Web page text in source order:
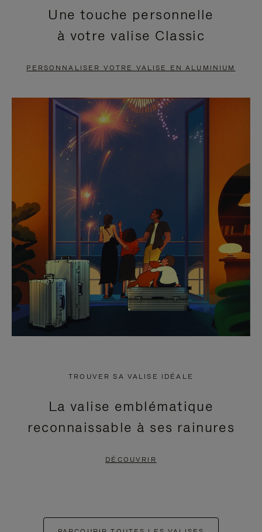
EN
PAUSE,
APPUYEZ
POUR
METTRE
PAUSE
VIDÉO
EST
DÉSACTIVÉ.
CLIQUER
POUR
RÉACTIVER
LE
SON
Une touche personnelle
à votre valise Classic
PERSONNALISER VOTRE VALISE EN ALUMINIUM
TROUVER SA VALISE IDÉALE
La valise emblématique
reconnaissable à ses rainures
DÉCOUVRIR